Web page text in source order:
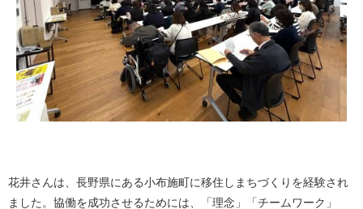
花井さんは、長野県にある小布施町に移住しまちづくりを経験され
ました。協働を成功させるためには、「理念」「チームワーク」